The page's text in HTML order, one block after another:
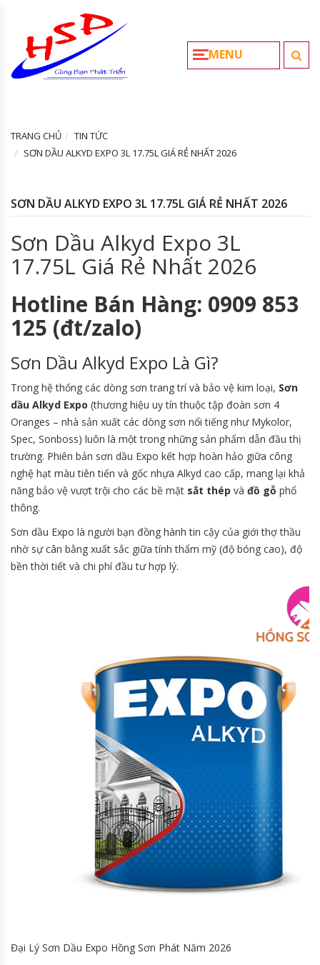
MENU
TRANG CHỦ
TIN TỨC
SƠN DẦU ALKYD EXPO 3L 17.75L GIÁ RẺ NHẤT 2026
SƠN DẦU ALKYD EXPO 3L 17.75L GIÁ RẺ NHẤT 2026
Sơn Dầu Alkyd Expo 3L
17.75L Giá Rẻ Nhất 2026
Hotline Bán Hàng: 0909 853
125 (đt/zalo)
Sơn Dầu Alkyd Expo Là Gì?
Trong hệ thống các dòng sơn trang trí và bảo vệ kim loại, Sơn
dầu Alkyd Expo (thương hiệu uy tín thuộc tập đoàn sơn 4
Oranges – nhà sản xuất các dòng sơn nổi tiếng như Mykolor,
Spec, Sonboss) luôn là một trong những sản phẩm dẫn đầu thị
trường. Phiên bản sơn dầu Expo kết hợp hoàn hảo giữa công
nghệ hạt màu tiên tiến và gốc nhựa Alkyd cao cấp, mang lại khả
năng bảo vệ vượt trội cho các bề mặt sắt thép và đồ gỗ phổ
thông.
Sơn dầu Expo là người bạn đồng hành tin cậy của giới thợ thầu
nhờ sự cân bằng xuất sắc giữa tính thẩm mỹ (độ bóng cao), độ
bền thời tiết và chi phí đầu tư hợp lý.
Đại Lý Sơn Dầu Expo Hồng Sơn Phát Năm 2026